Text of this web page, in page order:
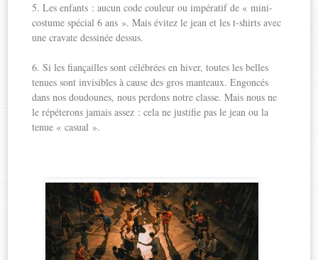
5. Les enfants : aucun code couleur ou impératif de « mini-
costume spécial 6 ans ». Mais évitez le jean et les t-shirts avec
une cravate dessinée dessus.
6. Si les fiançailles sont célébrées en hiver, toutes les belles
tenues sont invisibles à cause des gros manteaux. Engoncés
dans nos doudounes, nous perdons notre classe. Mais nous ne
le répéterons jamais assez : cela ne justifie pas le jean ou la
tenue « casual ».